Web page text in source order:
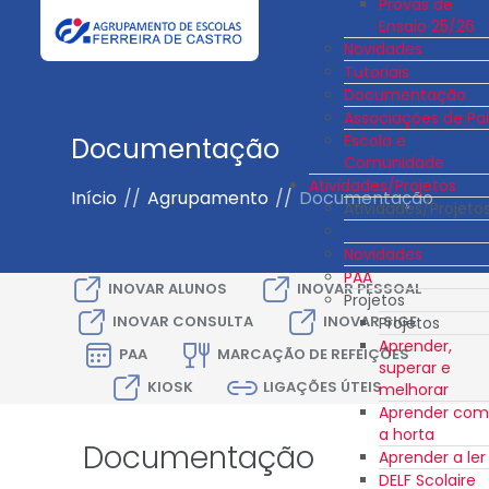
Ensaio 25/26
Novidades
Tutoriais
Documentação
Associações de
Escola e
Comunidade
Atividades/Projetos
Atividades/
Novidades
PAA
Projetos
Projetos
Aprender,
superar e
melhorar
Aprender com
a horta
Aprender a ler
DELF Scolaire
Documentação
Início // Agrupamento // Documentação
INOVAR ALUNOS
INOVAR PESSOAL
INOVAR CONSULTA
INOVAR SIGE
PAA
MARCAÇÃO DE REFEIÇÕES
KIOSK
LIGAÇÕES ÚTEIS
Documentação